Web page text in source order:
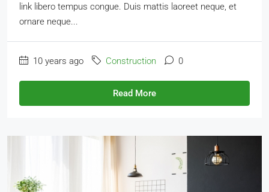
link libero tempus congue. Duis mattis laoreet neque, et
ornare neque...
10 years ago Construction 0
Read More